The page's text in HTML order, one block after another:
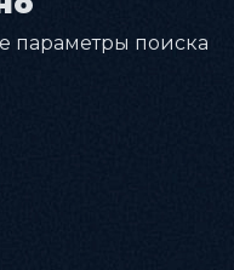
параметры поиска